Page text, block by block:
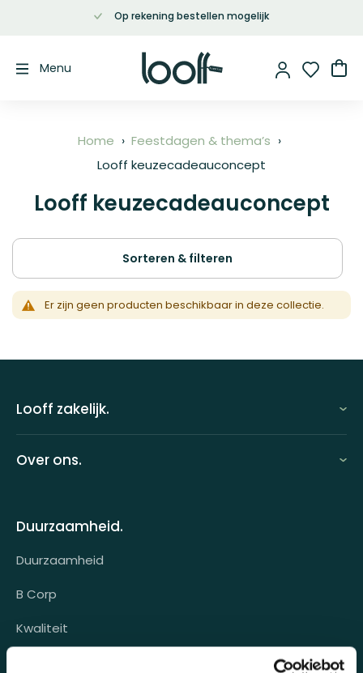
inhoud
Op rekening bestellen mogelijk
Menu
Home
Feestdagen & thema’s
Looff keuzecadeauconcept
Looff keuzecadeauconcept
Sorteren & filteren
Er zijn geen producten beschikbaar in deze collectie.
Looff zakelijk.
Looff attentprogramma | Collega's
Tarieven
Voor wie?
Klantcases
Over ons.
Contact
Werken bij
Duurzaamheid.
Duurzaamheid
B Corp
Kwaliteit